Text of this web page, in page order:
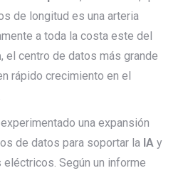
de longitud es una arteria
a toda la costa este del
, el centro de datos más grande
rápido crecimiento en el
una expansión
de datos para soportar la IA y
Según un informe